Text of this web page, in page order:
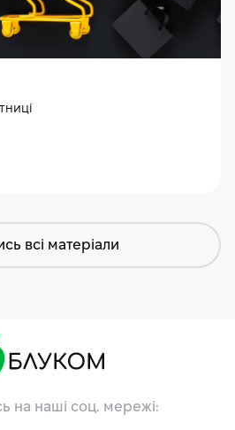
всі матеріали
на наші соц. мережі: